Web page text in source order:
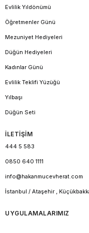
Evlilik Yıldönümü
Öğretmenler Günü
Mezuniyet Hediyeleri
Düğün Hediyeleri
Kadınlar Günü
Evlilik Teklifi Yüzüğü
Yılbaşı
Düğün Seti
İLETİŞİM
444 5 583
0850 640 1111
info@hakanmucevherat.com
İstanbul / Ataşehir ,
UYGULAMALARIMIZ